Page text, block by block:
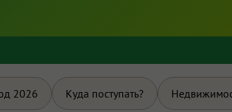
2026 Куда поступать?